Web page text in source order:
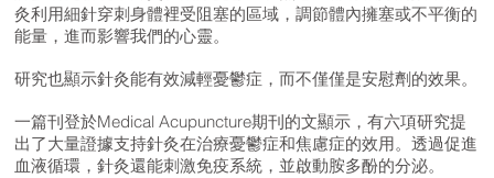
灸利用細針穿刺身體裡受阻塞的區域，調節體內擁塞或不平衡的
能量，進而影響我們的心靈。
研究也顯示針灸能有效減輕憂鬱症，而不僅僅是安慰劑的效果。
一篇刊登於Medical Acupuncture期刊的文顯示，有六項研究提
出了大量證據支持針灸在治療憂鬱症和焦慮症的效用。透過促進
血液循環，針灸還能刺激免疫系統，並啟動胺多酚的分泌。